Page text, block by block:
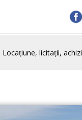
Locațiune, licitații,